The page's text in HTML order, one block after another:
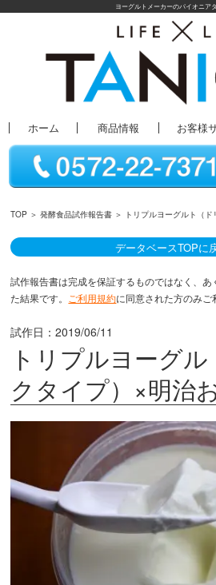
ヨーグルトメーカーのパイオニア
ホーム 商品情報 お客様
TOP ＞発酵食品試作報告書 ＞ トリプルヨーグルト（
データベースTOPに
試作報告書は完成を保証するものではなく、
た結果です。 ご利用規約に同意された方のみご
試作日：2019/06/11
トリプルヨーグ
クタイプ）×明治